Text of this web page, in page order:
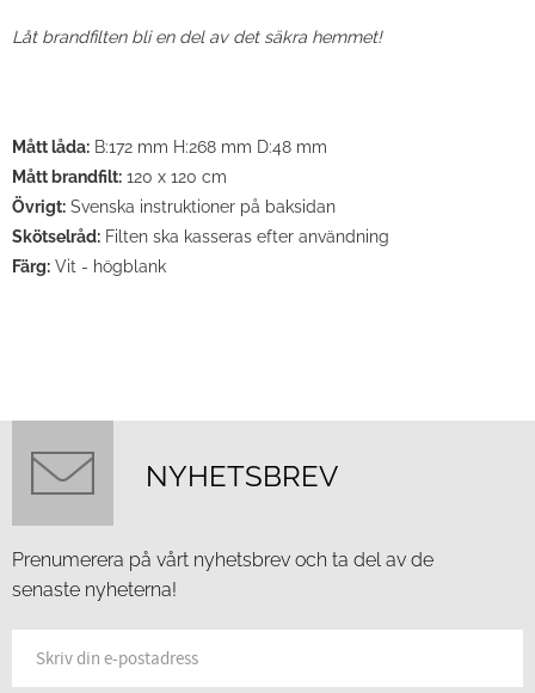
Låt brandfilten bli en del av det säkra hemmet!
Mått låda: B:172 mm H:268 mm D:48 mm
Mått brandfilt: 120 x 120 cm
Övrigt: Svenska instruktioner på baksidan
Skötselråd: Filten ska kasseras efter användning
Färg: Vit - högblank
NYHETSBREV
Prenumerera på vårt nyhetsbrev och ta del av de
senaste nyheterna!